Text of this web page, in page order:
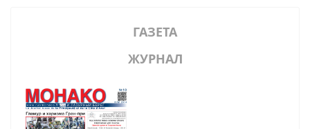
ГАЗЕТА
ЖУРНАЛ